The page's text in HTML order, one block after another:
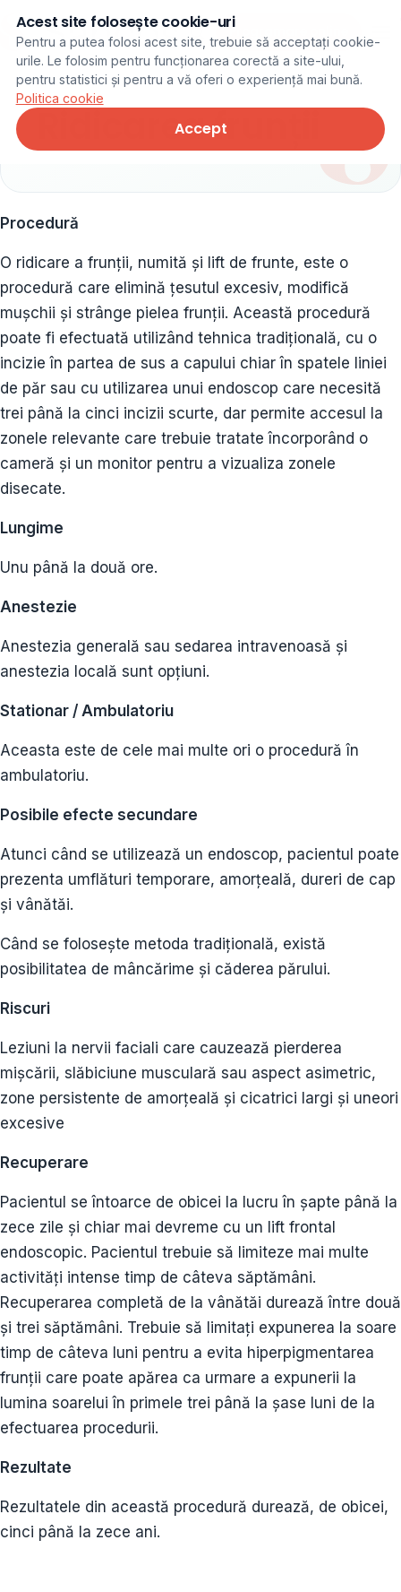
Programare online
Ridicarea frunții
Procedură
O ridicare a frunții, numită și lift de frunte, este o
procedură care elimină țesutul excesiv, modifică
mușchii și strânge pielea frunții. Această procedură
poate fi efectuată utilizând tehnica tradițională, cu o
incizie în partea de sus a capului chiar în spatele liniei
de păr sau cu utilizarea unui endoscop care necesită
trei până la cinci incizii scurte, dar permite accesul la
zonele relevante care trebuie tratate încorporând o
cameră și un monitor pentru a vizualiza zonele
disecate.
Lungime
Unu până la două ore.
Anestezie
Anestezia generală sau sedarea intravenoasă și
anestezia locală sunt opțiuni.
Stationar / Ambulatoriu
Aceasta este de cele mai multe ori o procedură în
ambulatoriu.
Posibile efecte secundare
Atunci când se utilizează un endoscop, pacientul poate
prezenta umflături temporare, amorțeală, dureri de cap
și vânătăi.
Când se folosește metoda tradițională, există
posibilitatea de mâncărime și căderea părului.
Riscuri
Leziuni la nervii faciali care cauzează pierderea
mișcării, slăbiciune musculară sau aspect asimetric,
zone persistente de amorțeală și cicatrici largi și uneori
excesive
Recuperare
Pacientul se întoarce de obicei la lucru în șapte până la
zece zile și chiar mai devreme cu un lift frontal
endoscopic. Pacientul trebuie să limiteze mai multe
activități intense timp de câteva săptămâni.
Recuperarea completă de la vânătăi durează între două
și trei săptămâni. Trebuie să limitați expunerea la soare
timp de câteva luni pentru a evita hiperpigmentarea
frunții care poate apărea ca urmare a expunerii la
lumina soarelui în primele trei până la șase luni de la
efectuarea procedurii.
Rezultate
Rezultatele din această procedură durează, de obicei,
cinci până la zece ani.
Acest site folosește cookie-uri
Pentru a putea folosi acest site, trebuie să acceptați cookie-
urile. Le folosim pentru funcționarea corectă a site-ului,
pentru statistici și pentru a vă oferi o experiență mai bună.
Politica cookie
Accept